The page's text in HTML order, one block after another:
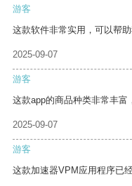
游客
这款软件非常实用，可以帮助
2025-09-07
游客
这款app的商品种类非常丰富
2025-09-07
游客
这款加速器VPM应用程序已